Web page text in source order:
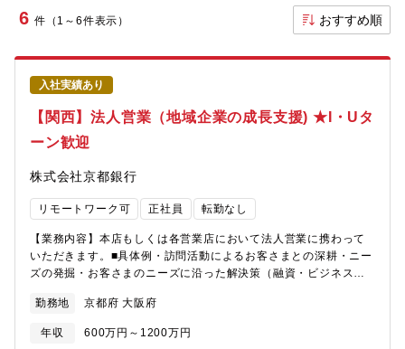
6 件（1～6件表示） おすすめ順
入社実績あり
【関西】法人営業（地域企業の成長支援) ★I・Uタ
ーン歓迎
株式会社京都銀行
リモートワーク可 正社員 転勤なし
【業務内容】本店もしくは各営業店において法人営業に携わって
いただきます。■具体例・訪問活動によるお客さまとの深耕・ニー
ズの発掘・お客さまのニーズに沿った解決策（融資・ビジネスマ
コンサルティング※配属はご経験・適性に応じて行います。基本
的にお住まいから1時間以内圏内にて就業可能です。【募集部門】
本店・もしくは各支店での配属 【同ポジションの魅力】地域の中
勤務地 京都府 大阪府
年収 600万円～1200万円